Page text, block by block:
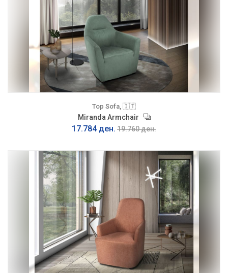
Top Sofa, 🇮🇹
Miranda Armchair
17.784 ден. 19.760 ден.